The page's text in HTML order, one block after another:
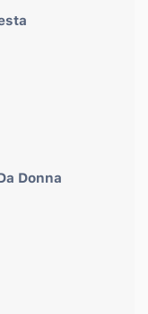
Donna